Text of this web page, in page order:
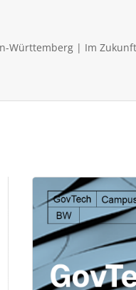
Württemberg | Im